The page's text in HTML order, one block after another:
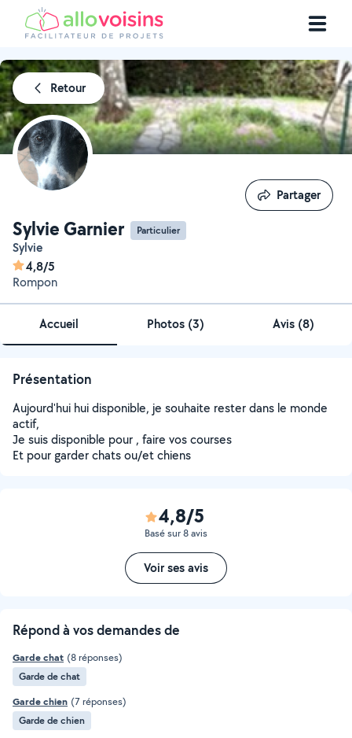
Retour
Sylvie Garnier Particulier
Sylvie
4,8/5
Rompon
Partager
Partager
Accueil Photos (3) Avis (8)
Présentation
Aujourd'hui hui disponible, je souhaite rester dans le monde
actif,
Je suis disponible pour , faire vos courses
Et pour garder chats ou/et chiens
4,8/5
Basé sur 8 avis
Voir ses avis
Répond à vos demandes de
Garde chat (8 réponses)
Garde de chat
Garde chien (7 réponses)
Garde de chien